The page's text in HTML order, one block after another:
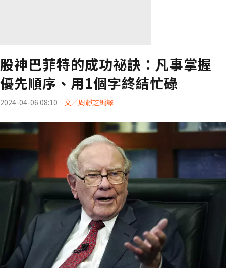
股神巴菲特的成功祕訣：凡事掌握
優先順序、用1個字終結忙碌
2024-04-06 08:10 文／周靜芝編譯